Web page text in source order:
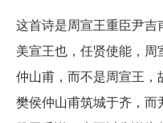
这首诗是周宣王重臣尹吉
美宣王也，任贤使能，周
仲山甫，而不是周宣王，
樊侯仲山甫筑城于齐，而